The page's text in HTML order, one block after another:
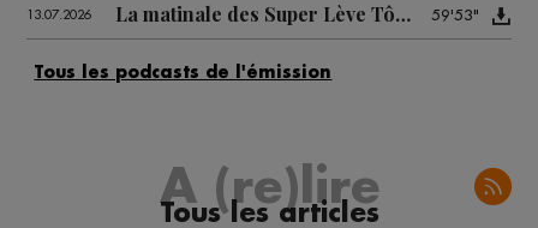
13.07.2026 La matinale des Super Lève Tôt du 13/07 59'53"
A (re)lire
Tous les articles